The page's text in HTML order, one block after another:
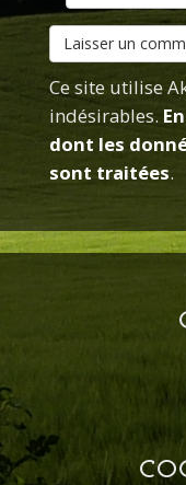
Ce site utilise
indésirables.
dont les
sont traitées.